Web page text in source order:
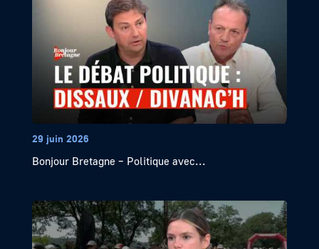
29 juin 2026
Bonjour Bretagne – Politique avec...